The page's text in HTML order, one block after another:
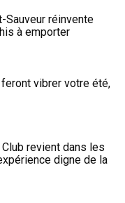
Sauveur réinvente
à emporter
vibrer votre été,
revient dans les
digne de la